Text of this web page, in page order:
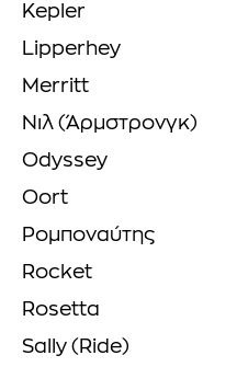
Kepler
Lipperhey
Merritt
Νιλ (Άρμστρονγκ)
Odyssey
Oort
Ρομποναύτης
Rocket
Rosetta
Sally (Ride)